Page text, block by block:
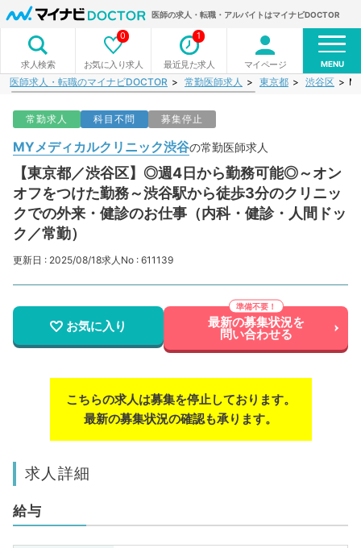
医師の求人・転職・アルバイトはマイナビDOCTOR
求人検索 お気に入り求人
0
最近見た求人
1
マイページ MENU
医師求人・転職のマイナビDOCTOR 常勤医師求人 東京都 渋谷区
常勤求人 科目不問 募集停止
MYメディカルクリニック渋谷の常勤医師求人
【東京都／渋谷区】◎週4日から勤務可能◎～オン
オフをつけた勤務～渋谷駅から徒歩3分のクリニッ
クでの外来・健診のお仕事（内科・健診・人間ドッ
ク／常勤）
更新日 : 2025/08/18求人No : 611139
お気に入り 最新の募集状況を
問い合わせる
こちらの求人は募集を停止しております。
最新の募集状況の確認も承ります。
求人詳細
給与